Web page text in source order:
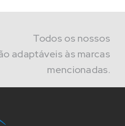
Todos os nossos
adaptáveis às marcas
mencionadas.